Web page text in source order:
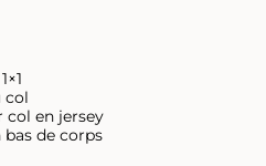
col
col en jersey
de corps